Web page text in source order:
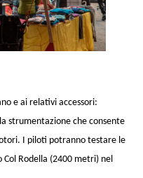
e ai relativi accessori:
strumentazione che consente
I piloti potranno testare le
Rodella (2400 metri) nel